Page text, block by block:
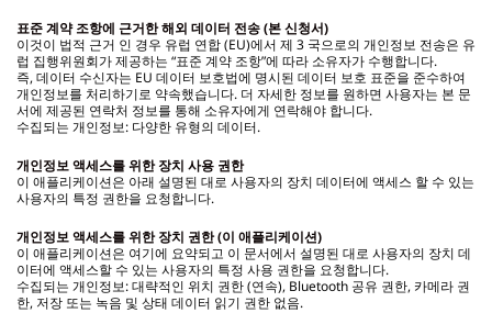
표준 계약 조항에 근거한 해외 데이터 전송 (본 신청서)
이것이 법적 근거 인 경우 유럽 연합 (EU)에서 제 3 국으로의 개인정보 전송은 유
럽 집행위원회가 제공하는 “표준 계약 조항”에 따라 소유자가 수행합니다.
즉, 데이터 수신자는 EU 데이터 보호법에 명시된 데이터 보호 표준을 준수하여
개인정보를 처리하기로 약속했습니다. 더 자세한 정보를 원하면 사용자는 본 문
서에 제공된 연락처 정보를 통해 소유자에게 연락해야 합니다.
수집되는 개인정보: 다양한 유형의 데이터.
개인정보 액세스를 위한 장치 사용 권한
이 애플리케이션은 아래 설명된 대로 사용자의 장치 데이터에 액세스 할 수 있는
사용자의 특정 권한을 요청합니다.
개인정보 액세스를 위한 장치 권한 (이 애플리케이션)
이 애플리케이션은 여기에 요약되고 이 문서에서 설명된 대로 사용자의 장치 데
이터에 액세스할 수 있는 사용자의 특정 사용 권한을 요청합니다.
수집되는 개인정보: 대략적인 위치 권한 (연속), Bluetooth 공유 권한, 카메라 권
한, 저장 또는 녹음 및 상태 데이터 읽기 권한 없음.